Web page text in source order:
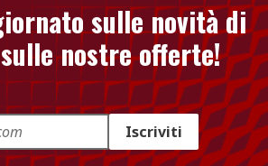
sulle novità di
nostre offerte!
Iscriviti